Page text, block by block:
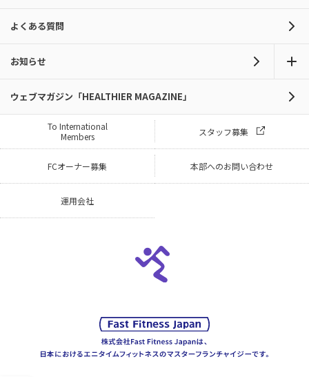
よくある質問
お知らせ
ウェブマガジン「HEALTHIER MAGAZINE」
To International
Members
スタッフ募集
FCオーナー募集 本部へのお問い合わせ
運用会社